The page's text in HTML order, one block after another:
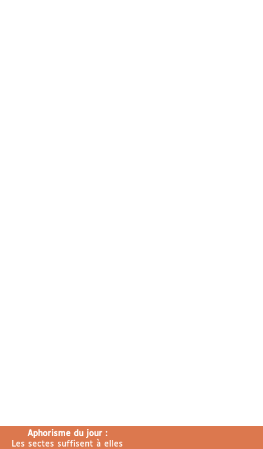
Aphorisme du jour :
Les sectes suffisent à elles